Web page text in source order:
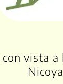
con vista
Nicoya